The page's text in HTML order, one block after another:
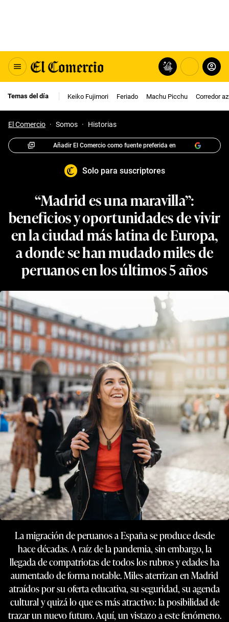
Temas del día Keiko Fujimori Feriado Machu Picchu Corredor
El Comercio · Somos · Historias
Añadir El Comercio como fuente preferida en
Solo para suscriptores
“Madrid es una maravilla”:
beneficios y oportunidades de vivir
en la ciudad más latina de Europa,
a donde se han mudado miles de
peruanos en los últimos 5 años
La migración de peruanos a España se produce desde
hace décadas. A raíz de la pandemia, sin embargo, la
llegada de compatriotas de todos los rubros y edades ha
aumentado de forma notable. Miles aterrizan en Madrid
atraídos por su oferta educativa, su seguridad, su agenda
cultural y quizá lo que es más atractivo: la posibilidad de
trazar un nuevo futuro. Aquí, un vistazo a este fenómeno.